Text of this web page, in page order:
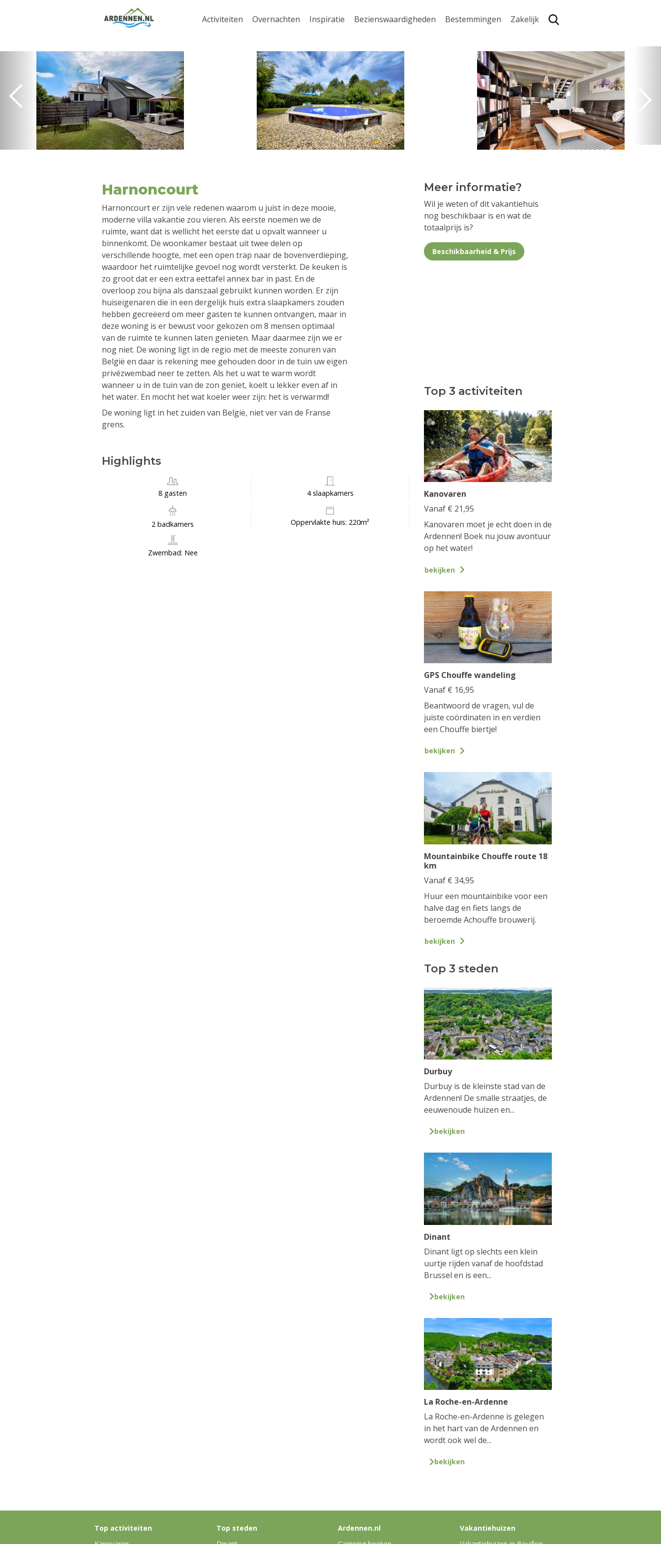
Activiteiten Overnachten Inspiratie Bezienswaardigheden Bestemmingen Zakelijk
Harnoncourt
Harnoncourt er zijn vele redenen waarom u juist in deze mooie,
moderne villa vakantie zou vieren. Als eerste noemen we de
ruimte, want dat is wellicht het eerste dat u opvalt wanneer u
binnenkomt. De woonkamer bestaat uit twee delen op
verschillende hoogte, met een open trap naar de bovenverdieping,
waardoor het ruimtelijke gevoel nog wordt versterkt. De keuken is
zo groot dat er een extra eettafel annex bar in past. En de
overloop zou bijna als danszaal gebruikt kunnen worden. Er zijn
huiseigenaren die in een dergelijk huis extra slaapkamers zouden
hebben gecreëerd om meer gasten te kunnen ontvangen, maar in
deze woning is er bewust voor gekozen om 8 mensen optimaal
van de ruimte te kunnen laten genieten. Maar daarmee zijn we er
nog niet. De woning ligt in de regio met de meeste zonuren van
België en daar is rekening mee gehouden door in de tuin uw eigen
privézwembad neer te zetten. Als het u wat te warm wordt
wanneer u in de tuin van de zon geniet, koelt u lekker even af in
het water. En mocht het wat koeler weer zijn: het is verwarmd!
De woning ligt in het zuiden van België, niet ver van de Franse
grens.
Highlights
8 gasten 4 slaapkamers
2 badkamers Oppervlakte huis: 220m²
Zwembad: Nee
Meer informatie?
Wil je weten of dit vakantiehuis
nog beschikbaar is en wat de
totaalprijs is?
Beschikbaarheid & Prijs
Top 3 activiteiten
Kanovaren
Vanaf € 21,95
Kanovaren moet je echt doen in de
Ardennen! Boek nu jouw avontuur
op het water!
bekijken
GPS Chouffe wandeling
Vanaf € 16,95
Beantwoord de vragen, vul de
juiste coördinaten in en verdien
een Chouffe biertje!
bekijken
Mountainbike Chouffe route 18
km
Vanaf € 34,95
Huur een mountainbike voor een
halve dag en fiets langs de
beroemde Achouffe brouwerij.
bekijken
Top 3 steden
Durbuy
Durbuy is de kleinste stad van de
Ardennen! De smalle straatjes, de
eeuwenoude huizen en...
bekijken
Dinant
Dinant ligt op slechts een klein
uurtje rijden vanaf de hoofdstad
Brussel en is een...
bekijken
La Roche-en-Ardenne
La Roche-en-Ardenne is gelegen
in het hart van de Ardennen en
wordt ook wel de...
bekijken
Top activiteiten
Top steden
Ardennen.nl
Vakantiehuizen